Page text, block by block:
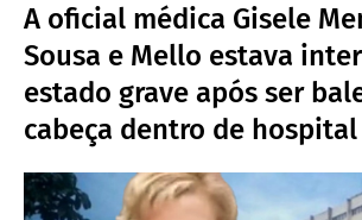
A oficial médica Gisele
Sousa e Mello estava
estado grave após ser
cabeça dentro de hospital